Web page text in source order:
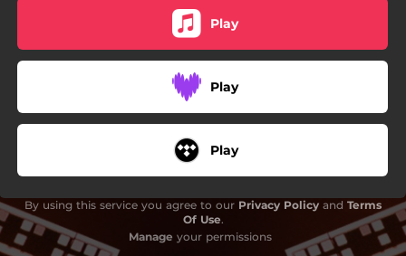
Play
Play
Play
By using this service you agree to our Privacy Policy and Terms
Of Use.
Manage your permissions